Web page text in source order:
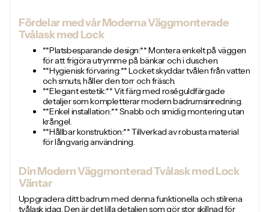
Fördelar med vår Moderna Väggmonterade
Tvålask med Lock
**Platsbesparande design:** Montera enkelt på väggen
för att frigöra utrymme på bänkar och i duschen.
**Hygienisk förvaring:** Locket skyddar tvålen från vatten
och smuts, håller den torr och fräsch.
**Elegant estetik:** Vit färg med roséguldfärgade
detaljer som kompletterar modern badrumsinredning.
**Enkel installation:** Snabb och smidig montering utan
krångel.
**Hållbar konstruktion:** Tillverkad av robusta material
för långvarig användning.
Din Modern Väggmonterad Tvålask med Lock
Väntar
Uppgradera ditt badrum med denna funktionella och stilrena
tvålask idag. Den är det lilla detaljen som gör stor skillnad för